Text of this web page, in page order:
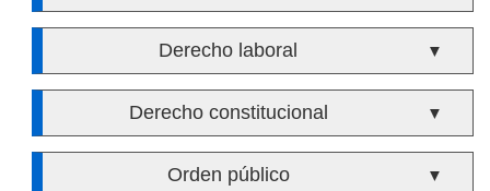
Derecho laboral ▼
Derecho constitucional ▼
Orden público ▼